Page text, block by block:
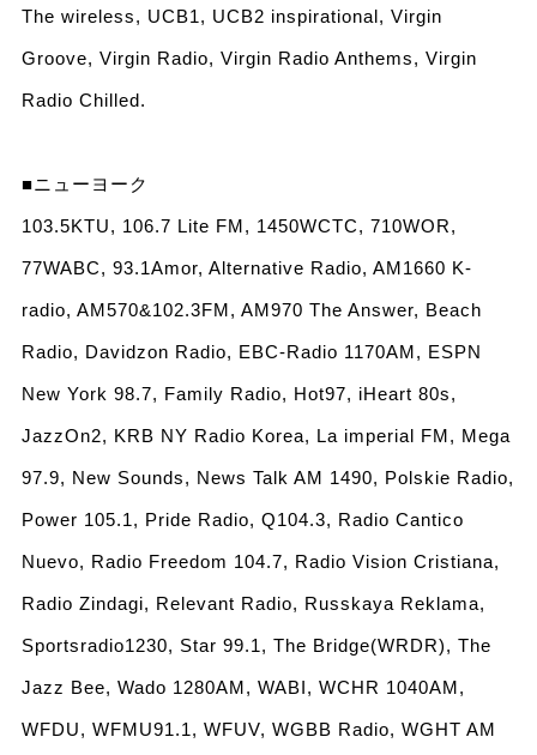
The wireless, UCB1, UCB2 inspirational, Virgin
Groove, Virgin Radio, Virgin Radio Anthems, Virgin
Radio Chilled.
■ニューヨーク
103.5KTU, 106.7 Lite FM, 1450WCTC, 710WOR,
77WABC, 93.1Amor, Alternative Radio, AM1660 K-
radio, AM570&102.3FM, AM970 The Answer, Beach
Radio, Davidzon Radio, EBC-Radio 1170AM, ESPN
New York 98.7, Family Radio, Hot97, iHeart 80s,
JazzOn2, KRB NY Radio Korea, La imperial FM, Mega
97.9, New Sounds, News Talk AM 1490, Polskie Radio,
Power 105.1, Pride Radio, Q104.3, Radio Cantico
Nuevo, Radio Freedom 104.7, Radio Vision Cristiana,
Radio Zindagi, Relevant Radio, Russkaya Reklama,
Sportsradio1230, Star 99.1, The Bridge(WRDR), The
Jazz Bee, Wado 1280AM, WABI, WCHR 1040AM,
WFDU, WFMU91.1, WFUV, WGBB Radio, WGHT AM